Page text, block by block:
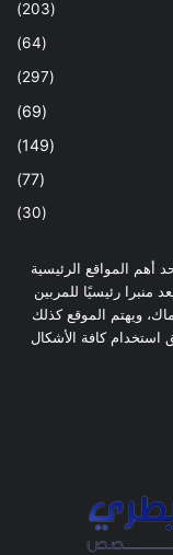
(203)
(64)
(297)
(69)
(149)
(77)
(30)
أهم المواقع الرئيسية
منبرا رئيسيًا للمربين
ويهتم الموقع كذلك
كافة الأشكال